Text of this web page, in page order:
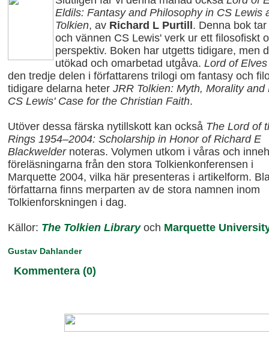
Eldils: Fantasy and Philosophy in CS Lewis
Tolkien, av Richard L Purtill . Denna bok
och vännen CS Lewis' verk ur ett filosofiskt
perspektiv. Boken har utgetts tidigare, men
utökad och omarbetad utgåva. Lord of
den tredje delen i författarens trilogi om fantasy och
tidigare delarna heter JRR Tolkien: Myth, Morality and
CS Lewis' Case for the Christian Faith.
Utöver dessa färska nytillskott kan också The Lord of
Rings 1954–2004: Scholarship in Honor of Richard E
Blackweldernoteras. Volymen utkom i våras och
föreläsningarna från den stora Tolkienkonferensen i
Marquette 2004, vilka här presenteras i artikelform.
författarna finns merparten av de stora namnen inom
Tolkienforskningen i dag.
Källor: The Tolkien Libraryoch Marquette
Gustav Dahlander
Kommentera (0)